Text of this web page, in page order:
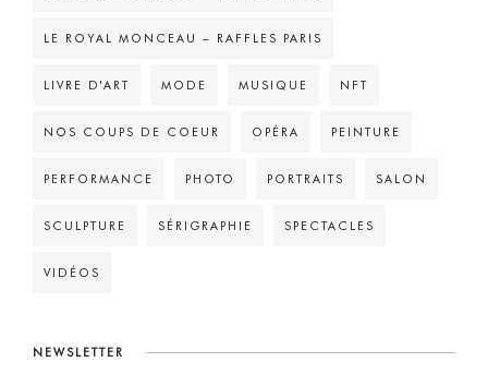
LE ROYAL MONCEAU – RAFFLES PARIS
LIVRE D'ART MODE MUSIQUE NFT
NOS COUPS DE COEUR OPÉRA PEINTURE
PERFORMANCE PHOTO PORTRAITS SALON
SCULPTURE SÉRIGRAPHIE SPECTACLES
VIDÉOS
NEWSLETTER